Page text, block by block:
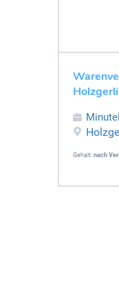
Gehalt: nach